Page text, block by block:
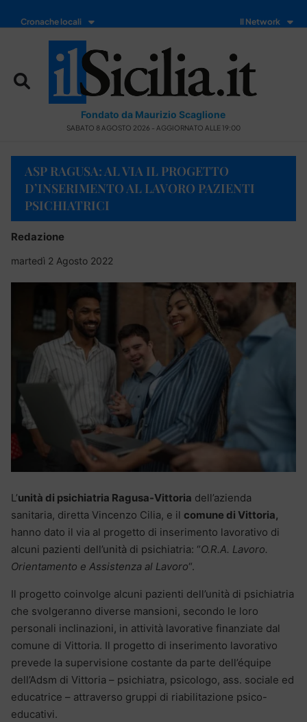
Cronache locali Il Network
Fondato da Maurizio Scaglione
SABATO 8 AGOSTO 2026 - AGGIORNATO ALLE 19:00
ASP RAGUSA: AL VIA IL PROGETTO
D’INSERIMENTO AL LAVORO PAZIENTI
PSICHIATRICI
Redazione
martedì 2 Agosto 2022
L’unità di psichiatria Ragusa-Vittoria dell’azienda
sanitaria, diretta Vincenzo Cilia, e il comune di Vittoria,
hanno dato il via al progetto di inserimento lavorativo di
alcuni pazienti dell’unità di psichiatria: “O.R.A. Lavoro.
Orientamento e Assistenza al Lavoro“.
Il progetto coinvolge alcuni pazienti dell’unità di psichiatria
che svolgeranno diverse mansioni, secondo le loro
personali inclinazioni, in attività lavorative finanziate dal
comune di Vittoria. Il progetto di inserimento lavorativo
prevede la supervisione costante da parte dell’équipe
dell’Adsm di Vittoria – psichiatra, psicologo, ass. sociale ed
educatrice – attraverso gruppi di riabilitazione psico-
educativi.